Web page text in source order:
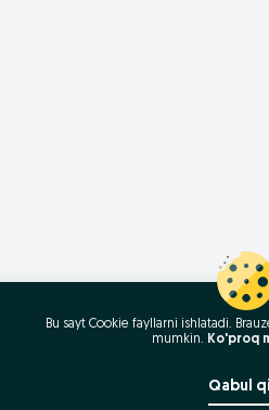
Bu sayt Cookie fayllarni ishlatadi.
mumkin. Ko'proq
Qabul